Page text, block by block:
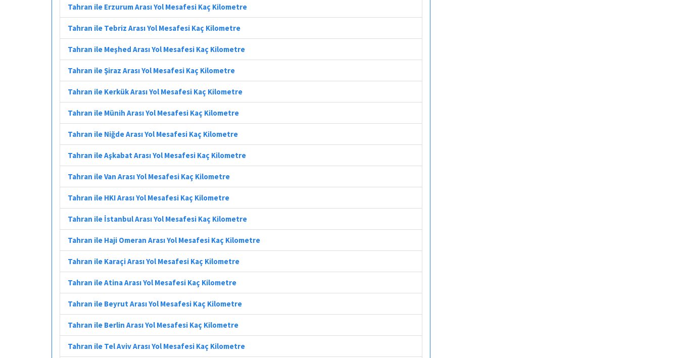
Tahran ile Erzurum Arası Yol Mesafesi Kaç Kilometre
Tahran ile Tebriz Arası Yol Mesafesi Kaç Kilometre
Tahran ile Meşhed Arası Yol Mesafesi Kaç Kilometre
Tahran ile Şiraz Arası Yol Mesafesi Kaç Kilometre
Tahran ile Kerkük Arası Yol Mesafesi Kaç Kilometre
Tahran ile Münih Arası Yol Mesafesi Kaç Kilometre
Tahran ile Niğde Arası Yol Mesafesi Kaç Kilometre
Tahran ile Aşkabat Arası Yol Mesafesi Kaç Kilometre
Tahran ile Van Arası Yol Mesafesi Kaç Kilometre
Tahran ile HKI Arası Yol Mesafesi Kaç Kilometre
Tahran ile İstanbul Arası Yol Mesafesi Kaç Kilometre
Tahran ile Haji Omeran Arası Yol Mesafesi Kaç Kilometre
Tahran ile Karaçi Arası Yol Mesafesi Kaç Kilometre
Tahran ile Atina Arası Yol Mesafesi Kaç Kilometre
Tahran ile Beyrut Arası Yol Mesafesi Kaç Kilometre
Tahran ile Berlin Arası Yol Mesafesi Kaç Kilometre
Tahran ile Tel Aviv Arası Yol Mesafesi Kaç Kilometre